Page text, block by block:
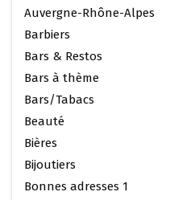
Auvergne-Rhône-Alpes
Barbiers
Bars & Restos
Bars à thème
Bars/Tabacs
Beauté
Bières
Bijoutiers
Bonnes adresses 1